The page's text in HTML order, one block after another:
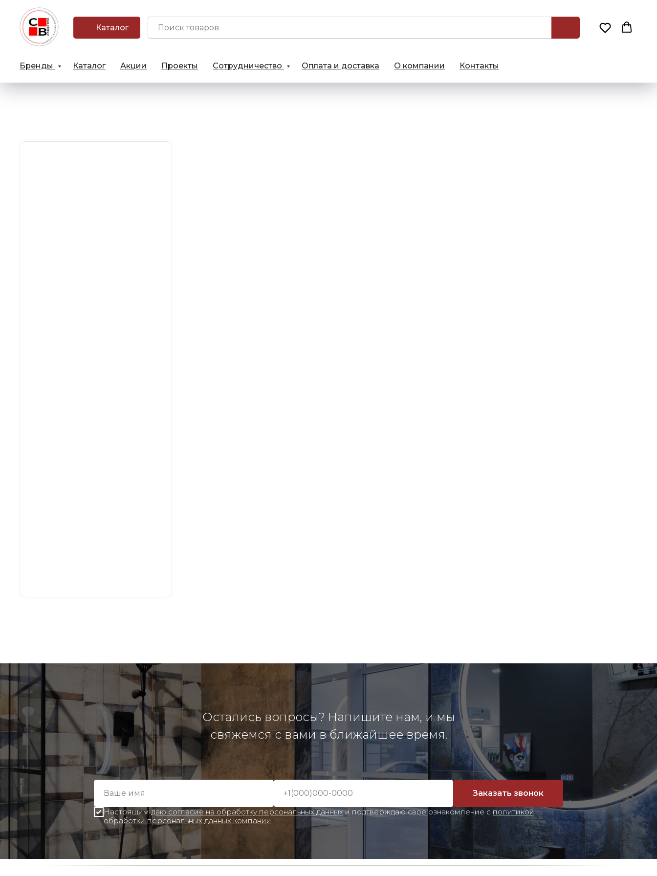
Каталог
Бренды Каталог Акции Проекты Сотрудничество Оплата и доставка О компании Контакты
Остались вопросы? Напишите нам, и мы
свяжемся с вами в ближайшее время.
Настоящимдаю согласие на обработку персональных данныхи подтверждаю свое ознакомление с политикой
обработки персональных данных компании
Заказать звонок